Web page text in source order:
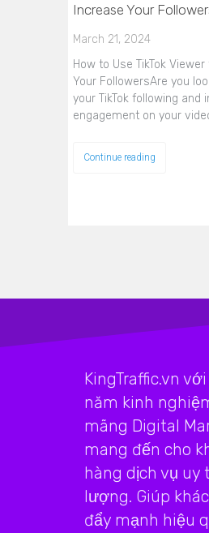
Increase Your
March 21, 2024
How to Use TikTok
Your FollowersAre you
your TikTok following and
engagement on your
Continue reading
KingTraffic.vn
năm kinh
mãng Digital
mang đến cho
hàng dịch vụ uy
lượng. Giúp
đẩy mạnh hiệu